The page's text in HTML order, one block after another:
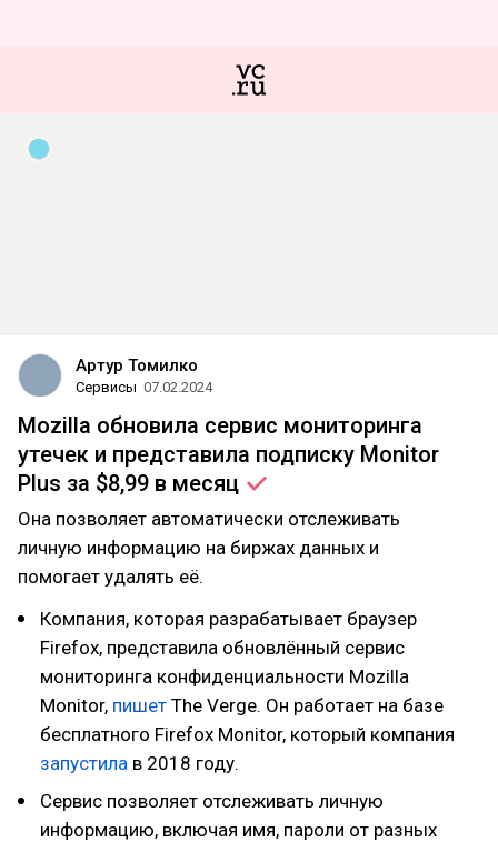
Артур Томилко
Сервисы 07.02.2024
Mozilla обновила сервис мониторинга
утечек и представила подписку Monitor
Plus за $8,99 в месяц
Она позволяет автоматически отслеживать
личную информацию на биржах данных и
помогает удалять её.
Компания, которая разрабатывает браузер
Firefox, представила обновлённый сервис
мониторинга конфиденциальности Mozilla
Monitor, пишет The Verge. Он работает на базе
бесплатного Firefox Monitor, который компания
запустила в 2018 году.
Сервис позволяет отслеживать личную
информацию, включая имя, пароли от разных